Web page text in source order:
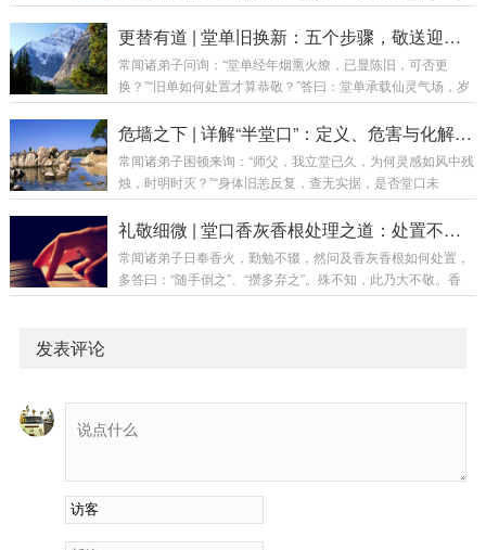
活，是一种状态。当弟子与仙家磨合日久，...
家堂单与人仿佛，莫非法脉有伪？”答曰：堂单之名，非仙家之
本名，乃修行界之“公用密号”。其理若何？今日为诸位详述五
一理：堂单上所书，乃“代号”与“职称”，而非仙家之“真名”与“身
份证”。譬喻：如同拨打客服电话，你呼叫的是“人工服务”，接
堂单之名，即是那“人工服务...
更替有道 | 堂单旧换新：五个步骤，敬送迎请之全法
常闻诸弟子问询：“堂单经年烟熏火燎，已显陈旧，可否更
换？”“旧单如何处置才算恭敬？”答曰：堂单承载仙灵气场，岁
月久矣，尘垢蒙蔽，气运滞涩，更换乃理所应当。然此非俗
事，乃庄严仪轨。今日便将换堂单之判断标准、吉日良辰、详
该换堂单？堂单乃仙家法脉之载体，出现以下情形，即为更换
之机：破损严重：边角撕裂、纸质风化、字迹模糊难辨。门面
或有水渍、霉斑。此为秽气所侵，需及时更替。虫蛀水...
危墙之下 | 详解“半堂口”：定义、危害与化解之道
常闻诸弟子困顿来询：“师父，我立堂已久，为何灵感如风中残
烛，时明时灭？”“身体旧恙反复，查无实据，是否堂口未
全？”“半堂口究竟何意？于我何害？”答曰：半堂口，乃堂口未
竟之功，如大厦建半而停工，虽具雏形，实藏隐患。今日便将
为“半堂口”？通俗定义：立堂仪式仅完成一半，堂口结构不
全，仙家未能全部归位。好比盖房：正规堂口是地基坚实、梁
礼敬细微 | 堂口香灰香根处理之道：处置不当，福运亦成空
常闻诸弟子日奉香火，勤勉不辍，然问及香灰香根如何处置，
多答曰：“随手倒之”、“攒多弃之”。殊不知，此乃大不敬。香
灰：为香火承载仙师灵气与弟子心意所化，非寻常尘灰，乃是
物？香灰为何物？香在焚燃过程中，不仅燃烧物质，更承载了
弟子的祈愿心念与仙家的降临加持。故而，香灰...
发表评论